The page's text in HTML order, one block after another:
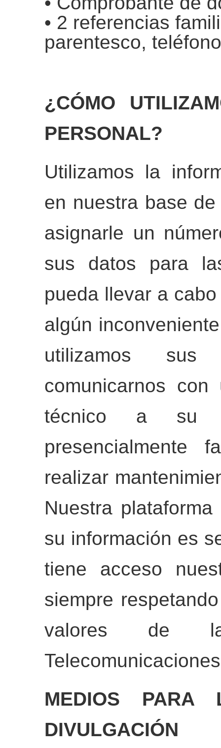
• 2 referencias
parentesco,
¿CÓMO
PERSONAL?
Utilizamos la
en nuestra base
asignarle un
sus datos para
pueda llevar a
algún
utilizamos
comunicarnos
técnico a su
realizar
Nuestra
su información es
tiene acceso
siempre
valores de
MEDIOS